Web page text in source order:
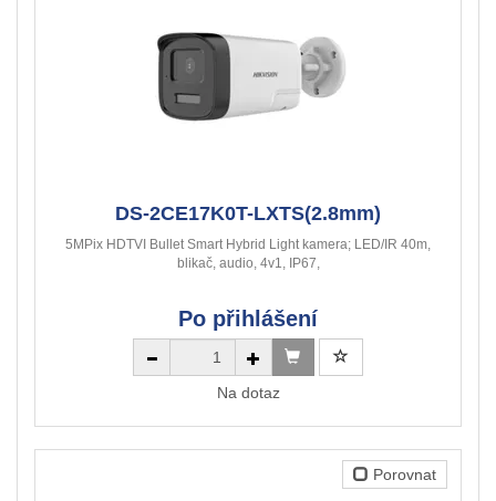
DS-2CE17K0T-LXTS(2.8mm)
5MPix HDTVI Bullet Smart Hybrid Light kamera; LED/IR 40m,
blikač, audio, 4v1, IP67,
Po přihlášení
Na dotaz
Porovnat